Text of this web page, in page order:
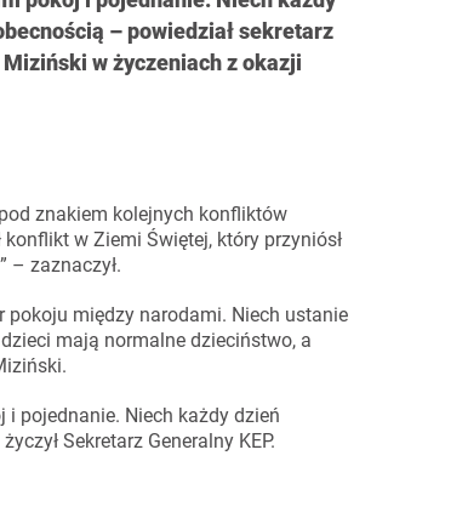
– powiedział sekretarz
w życzeniach z okazji
pod znakiem kolejnych konfliktów
w Ziemi Świętej, który przyniósł
– zaznaczył.
pokoju między narodami. Niech ustanie
mają normalne dzieciństwo, a
i pojednanie. Niech każdy dzień
Sekretarz Generalny KEP.